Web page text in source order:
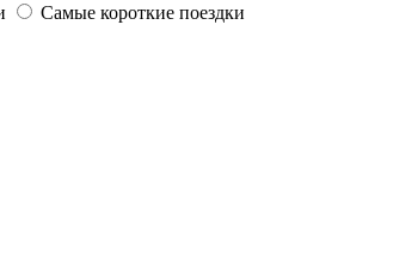
Самые короткие поездки